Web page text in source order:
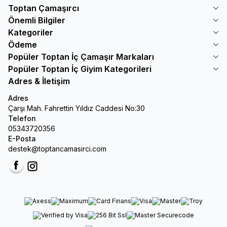
Toptan Çamaşırcı
Önemli Bilgiler
Kategoriler
Ödeme
Popüler Toptan İç Çamaşır Markaları
Popüler Toptan İç Giyim Kategorileri
Adres & İletişim
Adres
Çarşı Mah. Fahrettin Yıldız Caddesi No:30
Telefon
05343720356
E-Posta
destek@toptancamasirci.com
FacebookInstagram